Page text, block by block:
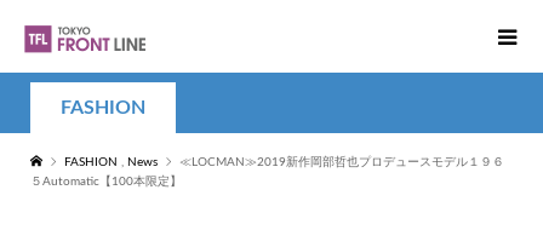
FASHION
FASHION , News
≪LOCMAN≫2019新作岡部哲也プロデュースモデル１９６
５Automatic【100本限定】